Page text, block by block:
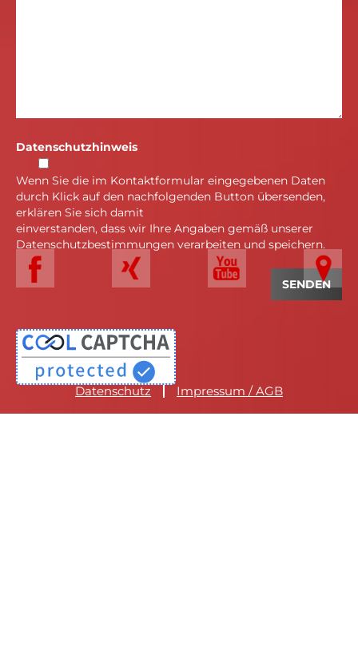
Datenschutzhinweis
Wenn Sie die im Kontaktformular eingegebenen Daten
durch Klick auf den nachfolgenden Button übersenden,
erklären Sie sich damit
einverstanden, dass wir Ihre Angaben gemäß unserer
Datenschutzbestimmungen verarbeiten und speichern.
Datenschutz Impressum / AGB